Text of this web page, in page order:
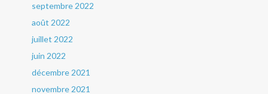
septembre 2022
août 2022
juillet 2022
juin 2022
décembre 2021
novembre 2021